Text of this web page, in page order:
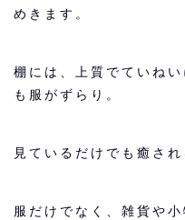
めきます。
棚には、上質でていね
も服がずらり。
見ているだけでも癒され
服だけでなく、雑貨や